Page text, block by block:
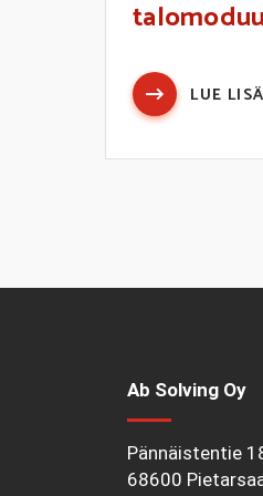
LUE
Ab Solving Oy
Pännäistentie
68600